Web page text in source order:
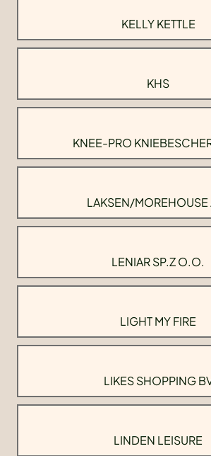
KELLY KETTLE
KHS
KNEE-PRO
LAKSEN/MOREHOUSE
LENIAR SP.Z O.O.
LIGHT MY FIRE
LIKES SHOPPING
LINDEN LEISURE